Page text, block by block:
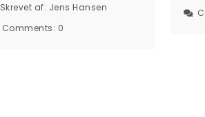
Skrevet af: Jens Hansen
Comments: 0